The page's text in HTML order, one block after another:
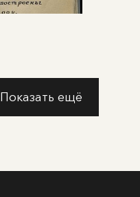
Показать ещё